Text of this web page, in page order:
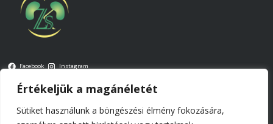
Értékeljük a magánéletét
Sütiket használunk a böngészési élmény fokozására,
Facebook Instagram
Kapcsolat: zsibrita.kinga@szerveinketelei.hu
Általános szerződési feltételek